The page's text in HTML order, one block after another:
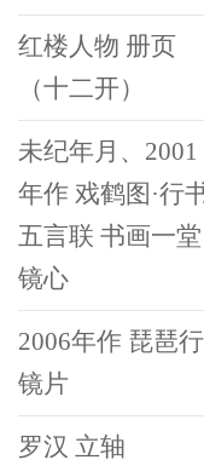
红楼人物 册页
（十二开）
未纪年月、2001
年作 戏鹤图·行
五言联 书画一堂
镜心
2006年作 琵琶行
镜片
罗汉 立轴